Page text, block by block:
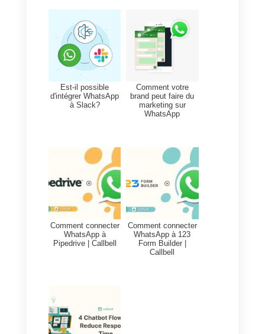
TikTok?
Il y a un outil qui peut vous aider
améliorer et à faciliter vos ventes
sur TikTok. Cet outil vous permet
arrivent sur votre compte
WhatsApp . En redirigeant les
messages de TikTok vers
WhatsApp, il peut encore être
difficile de les gérer. Pour cette
WhatsApp, interceptera chacun
de ces messages afin que vous